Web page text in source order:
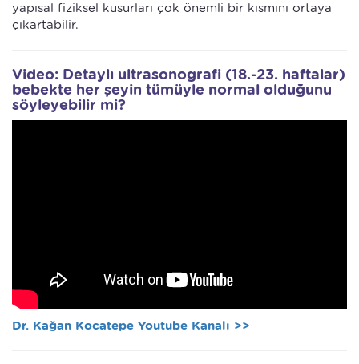
yapısal fiziksel kusurları çok önemli bir kısmını ortaya
çıkartabilir.
Video: Detaylı ultrasonografi (18.-23. haftalar)
bebekte her şeyin tümüyle normal olduğunu
söyleyebilir mi?
Dr. Kağan Kocatepe Youtube Kanalı >>